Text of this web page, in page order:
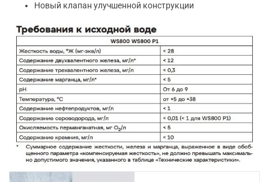
Новый клапан улучшенной конструкции